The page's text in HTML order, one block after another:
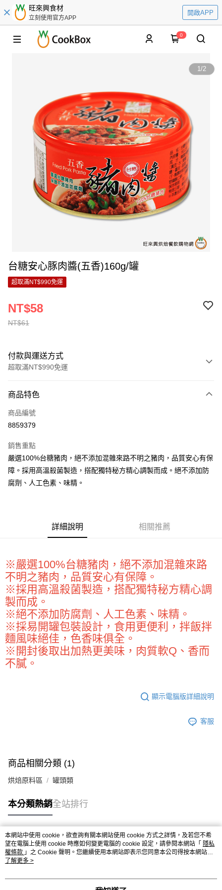
旺來興食材
立刻使用官方APP
開啟APP
0
1/2
台糖安心豚肉醬(五香)160g/罐
超取滿NT$990免運
NT$61
NT$58
付款與運送方式
超取滿NT$990免運
信用卡一次付款
超商取貨付款
Apple Pay
街口支付
AFTEE先享後付
AFTEE先享後付是「在收到商品之後才付款」的支付方式。 讓您購物簡單
便利好安心！
１．簡單：不需註冊會員、不需綁卡、不需儲值。
２．便利：只要手機號碼，簡訊認證，即可結帳。
３．安心：先確認商品／服務後，再付款。
【「AFTEE先享後付」結帳流程】
１．於結帳方式選擇「AFTEE先享後付」後，將跳轉至「AFTEE先享後付」
結帳頁面，進行簡訊認證並確認金額後，即可完成結帳。
２．訂單成立數日內，您將收到繳費通知簡訊。
３．收到繳費通知簡訊後14天內，點擊此簡訊中的連結，可透過四大超商／
ATM／網路銀行／等多元方式進行付款，方視為交易完成。
※ 請注意：結帳手續完成當下不需立刻繳費，但若您需要取消訂單，請聯絡
※ 交易是否成功請以「AFTEE先享後付 」之結帳頁面顯示為準，若有關於
權轉讓予恩沛科技股份有限公司。
２．關於個人資料處理事宜，請瀏覽以下網址：
https://aftee.tw/terms/#terms3
３．未成年的使用者請事先徵得法定代理人或監護人之同意方可使用
任。
５．嚴禁一人註冊多個帳號或使用他人資訊註冊。若發現惡意使用之情形，
恩沛科技股份有限公司將有權停止該用戶之使用額度並採取法律行動。
ATM付款
運送方式
全家取貨付款-重量限制含紙箱10kg，請控制商品重量在9~9.5
kg
每筆NT$90，滿NT$990(含以上)免運費
付款後全家取貨-重量限制含紙箱10kg，請控制商品重量在9~
9.5kg
每筆NT$90，滿NT$990(含以上)免運費
每筆NT$90，滿NT$990(含以上)免運費
宅配-新竹物流
離島客戶-中華郵政
商品特色
商品編號
8859379
銷售重點
嚴選100%台糖豬肉，絕不添加混雜來路不明之豬肉，品質安心有保
障。採用高溫殺菌製造，搭配獨特秘方精心調製而成。絕不添加防
腐劑、人工色素、味精。
詳細說明 相關推薦
※嚴選100%台糖豬肉，絕不添加混雜來路
不明之豬肉，品質安心有保障。
※採用高溫殺菌製造，搭配獨特秘方精心調
製而成。
※絕不添加防腐劑、人工色素、味精。
※採易開罐包裝設計，食用更便利，拌飯拌
麵風味絕佳，色香味俱全。
※開封後取出加熱更美味，肉質軟Q、香而
不膩。
顯示電腦版詳細說明
客服
商品相關分類 (1)
烘焙原料區 罐頭類
本分類熱銷全站排行
熱門標籤
本網站中使用 cookie，欲查詢有關本網站使用 cookie 方式之詳情，及若您不希
望在電腦上使用 cookie 時應如何變更電腦的 cookie 設定，請參閱本網站「 隱私
權條款 」之 Cookie 聲明。您繼續使用本網站即表示您同意本公司得按本網站使
用條款之 Cookie 聲明使用 cookie。
了解更多 >